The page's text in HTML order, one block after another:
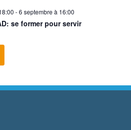
-6 septembre à 16:00
se former pour servir